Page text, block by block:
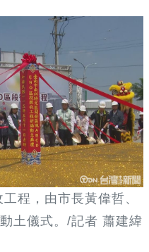
程，由市長黃偉哲、
土儀式。/記者 蕭建緯